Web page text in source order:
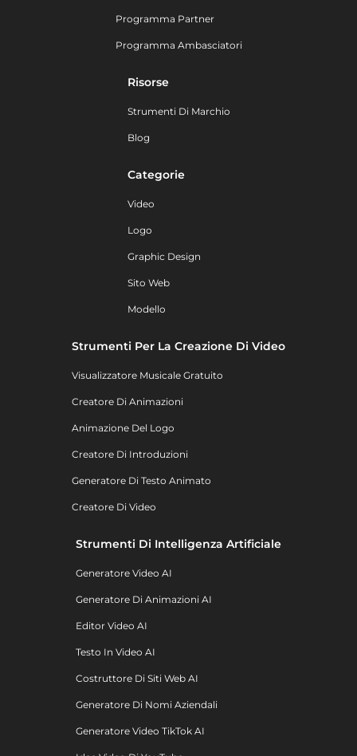
Programma Partner
Programma Ambasciatori
Risorse
Strumenti Di Marchio
Blog
Categorie
Video
Logo
Graphic Design
Sito Web
Modello
Strumenti Per La Creazione Di Video
Visualizzatore Musicale Gratuito
Creatore Di Animazioni
Animazione Del Logo
Creatore Di Introduzioni
Generatore Di Testo Animato
Creatore Di Video
Strumenti Di Intelligenza Artificiale
Generatore Video AI
Generatore Di Animazioni AI
Editor Video AI
Testo In Video AI
Costruttore Di Siti Web AI
Generatore Di Nomi Aziendali
Generatore Video TikTok AI